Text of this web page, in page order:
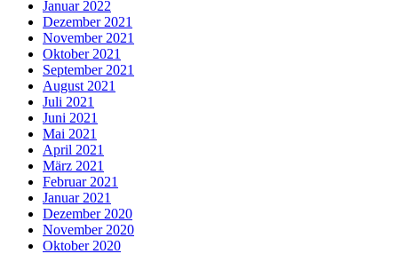
Januar 2022
Dezember 2021
November 2021
Oktober 2021
September 2021
August 2021
Juli 2021
Juni 2021
Mai 2021
April 2021
März 2021
Februar 2021
Januar 2021
Dezember 2020
November 2020
Oktober 2020